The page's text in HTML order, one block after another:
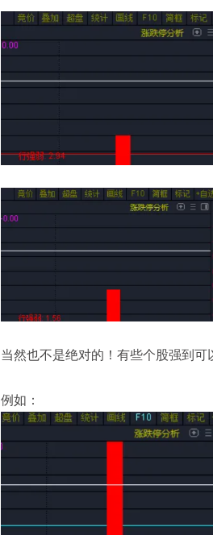
当然也不是绝对的！有些个股强到可
例如：